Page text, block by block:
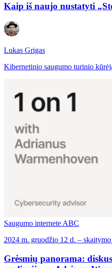
Kaip iš naujo nustatyti
Lukas Grigas
Kibernetinio saugumo turinio
Saugumo internete ABC
2024 m. gruodžio 12 d. –
Grėsmių panorama: